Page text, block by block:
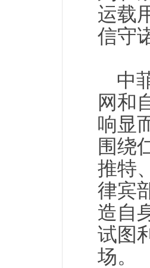
运载
信守
中
网和
响显
围绕
推特
律宾
造自
试图
场。